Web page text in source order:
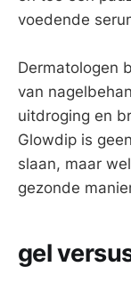
voedende
Dermatologen
van
uitdroging en
Glowdip is
slaan, maar
gezonde
gel